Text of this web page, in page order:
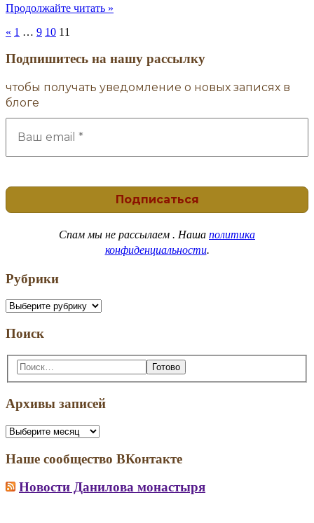
Продолжайте читать "Новый
монастыря"
»
« 1 … 9 10 11
Подпишитесь на нашу рассылку
чтобы получать уведомление о новых записях в
блоге
Спам мы не рассылаем . Наша политика
конфиденциальности.
Рубрики
Рубрики
Поиск
Поиск:
Архивы записей
Архивы
Наше сообщество ВКонтакте
Новости Данилова монастыря